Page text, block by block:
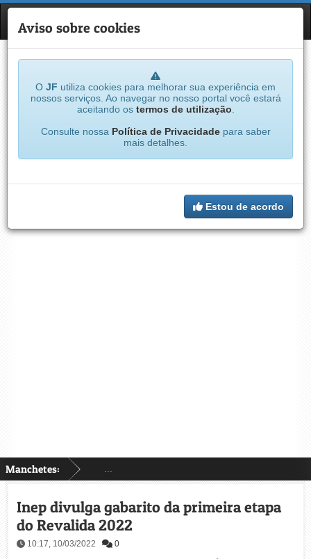
JF
Manchetes:
Aviso sobre cookies
O JF utiliza cookies para melhorar sua experiência em
nossos serviços. Ao navegar no nosso portal você estará
aceitando os termos de utilização
Consulte nossa Política de Privacidadepara saber
mais detalhes.
Estou de acordo
Inep divulga gabarito da primeira etapa
do Revalida 2022
10:17, 10/03/2022 0